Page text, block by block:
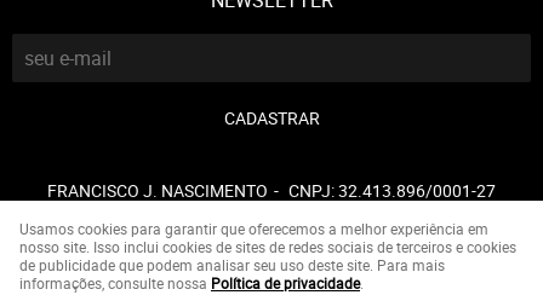
CADASTRAR
FRANCISCO J. NASCIMENTO CNPJ: 32.413.896/0001-27
LOJA VIRTUAL CRIADA POR
Usamos cookies para garantir que oferecemos a melhor experiência em
nosso site. Isso inclui cookies de sites de redes sociais de terceiros e cookies
de publicidade que podem analisar seu uso deste site. Para mais
informações, consulte nossa Política de privacidade.